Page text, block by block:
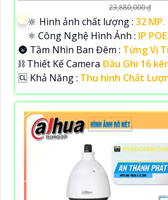
23,880,000 ₫
🔆 Hình ảnh chất lượng : 32 MP.
⚛️ Công Nghệ Hình Ảnh : IP POE.
🌚 Tầm Nhìn Ban Đêm : Từng Vị
⛓ Thiết Kế Camera Đầu Ghi 16
️🆑 Khả Năng : Thu hình Chất